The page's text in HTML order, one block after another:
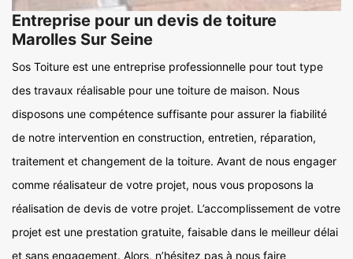
Entreprise pour un devis de toiture
Marolles Sur Seine
Sos Toiture est une entreprise professionnelle pour tout type
des travaux réalisable pour une toiture de maison. Nous
disposons une compétence suffisante pour assurer la fiabilité
de notre intervention en construction, entretien, réparation,
traitement et changement de la toiture. Avant de nous engager
comme réalisateur de votre projet, nous vous proposons la
réalisation de devis de votre projet. L’accomplissement de votre
projet est une prestation gratuite, faisable dans le meilleur délai
et sans engagement. Alors, n’hésitez pas à nous faire